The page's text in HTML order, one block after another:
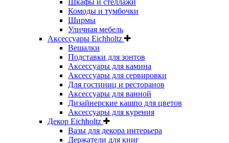
Шкафы и стеллажи
Комоды и тумбочки
Ширмы
Уличная мебель
Аксессуары Eichholtz
Вешалки
Подставки для зонтов
Аксессуары для камина
Аксессуары для сервировки
Для гостиниц и ресторанов
Аксессуары для ванной
Дизайнерские кашпо для цветов
Аксессуары для курения
Декор Eichholtz
Вазы для декора интерьера
Держатели для книг